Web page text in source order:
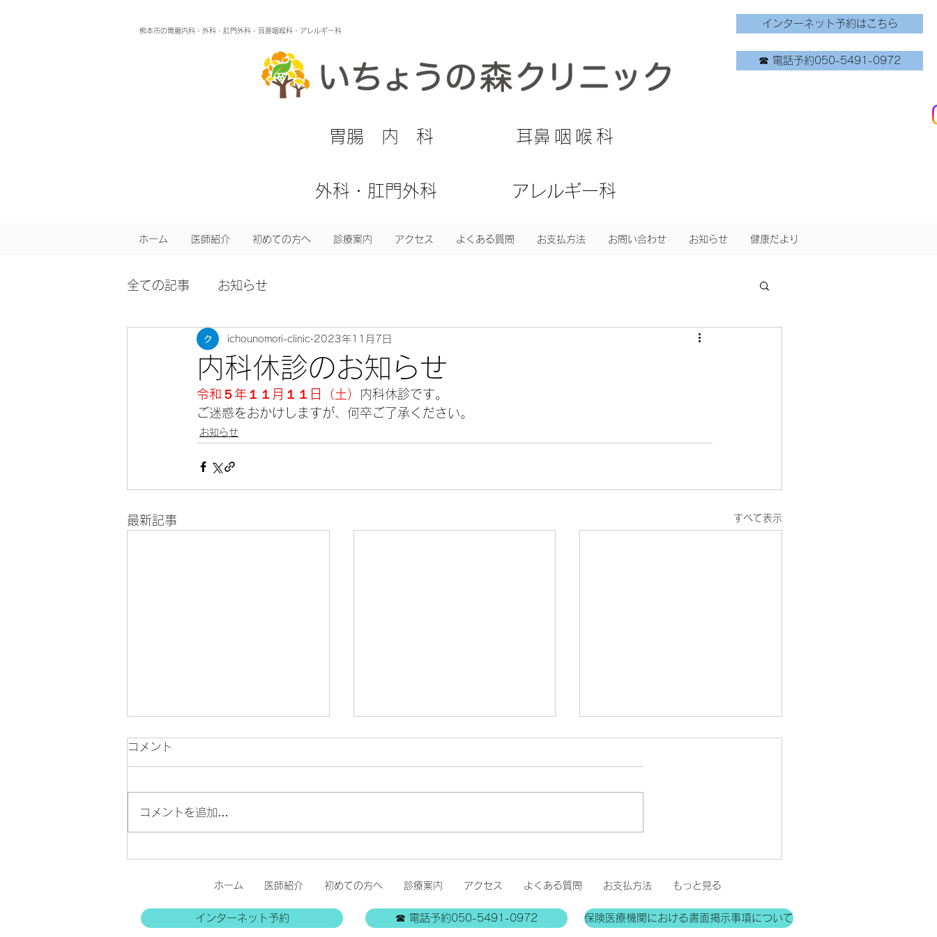
インターネット予約はこちら
☎ 電話予約050-5491-0972
熊本市の胃腸内科・外科・肛門外科・耳鼻咽喉科・アレルギー科
​胃腸内科
外科・肛門外科
​耳鼻咽喉科
アレルギー科
ホーム 医師紹介 初めての方へ 診療案内 アクセス よくある質問 お支払方法 お問い合わせ お知らせ 健康だより
全ての記事 お知らせ
内科休診のお知らせ
ichounomori-clinic 2023年11月7日
令和５年１１月１１日（土）
内科休診です。
ご迷惑をおかけしますが、何卒ご了承ください。
お知らせ
最新記事 すべて表示
診療再開のお知らせ
診療いたします。 余震が続いて
おりますので、ご来院の際はどう
（水）は臨時休診とさせていただ
どよろしくお願い申し上げます。
診療再開につきましては、安全を
ジ・予約サイト・Instagramでお
知らせいたします。 皆様の安全
コメント
コメントを追加…
ホーム 医師紹介 初めての方へ 診療案内 アクセス よくある質問 お支払方法 もっと見る
インターネット予約 ☎ 電話予約050-5491-0972 保険医療機関における書面掲示事項について